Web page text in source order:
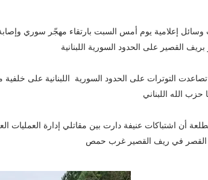
إعلامية يوم أمس السبت بارتقاء مهجّر سوري
القصير على الحدود السورية اللبنانية
التوترات على الحدود السورية اللبنانية على خلفية
حزب الله اللبناني
أن اشتباكات عنيفة دارت بين مقاتلي إدارة العمليات
القصر في ريف القصير غرب حمص